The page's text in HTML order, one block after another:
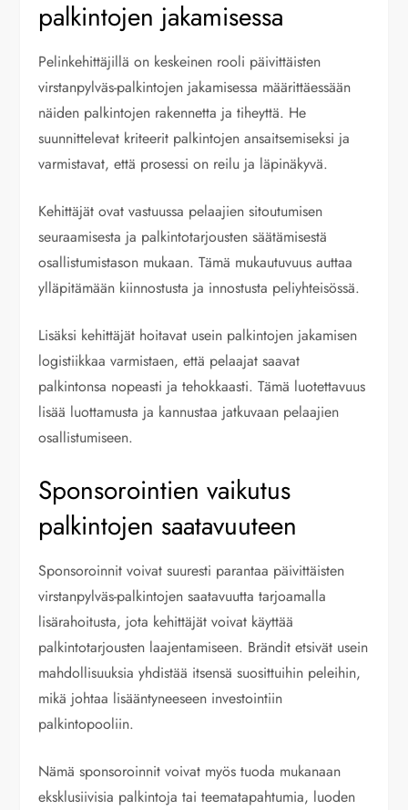
palkintojen jakamisessa
Pelinkehittäjillä on keskeinen rooli päivittäisten
virstanpylväs-palkintojen jakamisessa määrittäessään
näiden palkintojen rakennetta ja tiheyttä. He
suunnittelevat kriteerit palkintojen ansaitsemiseksi ja
varmistavat, että prosessi on reilu ja läpinäkyvä.
Kehittäjät ovat vastuussa pelaajien sitoutumisen
seuraamisesta ja palkintotarjousten säätämisestä
osallistumistason mukaan. Tämä mukautuvuus auttaa
ylläpitämään kiinnostusta ja innostusta peliyhteisössä.
Lisäksi kehittäjät hoitavat usein palkintojen jakamisen
logistiikkaa varmistaen, että pelaajat saavat
palkintonsa nopeasti ja tehokkaasti. Tämä luotettavuus
lisää luottamusta ja kannustaa jatkuvaan pelaajien
osallistumiseen.
Sponsorointien vaikutus
palkintojen saatavuuteen
Sponsoroinnit voivat suuresti parantaa päivittäisten
virstanpylväs-palkintojen saatavuutta tarjoamalla
lisärahoitusta, jota kehittäjät voivat käyttää
palkintotarjousten laajentamiseen. Brändit etsivät usein
mahdollisuuksia yhdistää itsensä suosittuihin peleihin,
mikä johtaa lisääntyneeseen investointiin
palkintopooliin.
Nämä sponsoroinnit voivat myös tuoda mukanaan
eksklusiivisia palkintoja tai teematapahtumia, luoden